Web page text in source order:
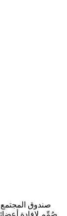
صندوق المجتمع